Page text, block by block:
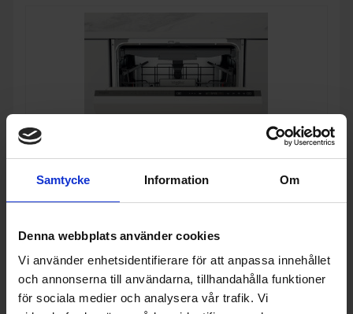
Samtycke Information Om
Denna webbplats använder cookies
Vi använder enhetsidentifierare för att anpassa innehållet
och annonserna till användarna, tillhandahålla funktioner
för sociala medier och analysera vår trafik. Vi
60 cm bred diskmaskin
WhirlpoolWIP 4T133 PFE